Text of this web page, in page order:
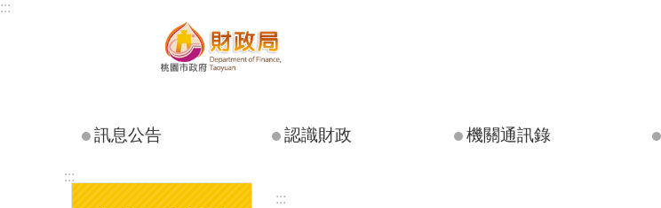
跳到主要內容區塊
:::
訊息公告 認識財政 機關通訊錄
:::
:::